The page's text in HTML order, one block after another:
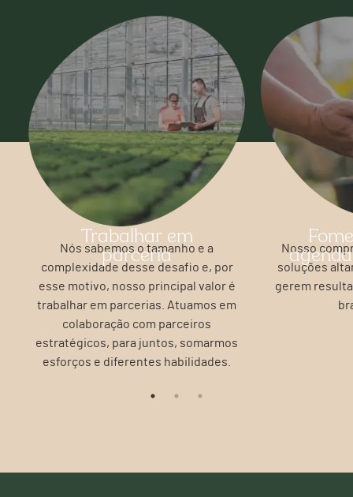
Trabalhar em
parceria
Nós sabemos o tamanho e a
complexidade desse desafio e, por
esse motivo, nosso principal valor é
trabalhar em parcerias. Atuamos em
colaboração com parceiros
estratégicos, para juntos, somarmos
esforços e diferentes habilidades.
Nosso
soluções
gerem